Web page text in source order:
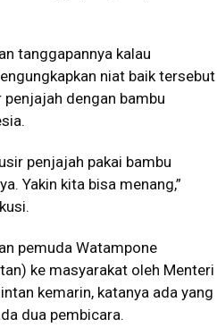
tanggapannya kalau
niat baik tersebut
dengan bambu
penjajah pakai bambu
Yakin kita bisa menang,”
pemuda Watampone
ke masyarakat oleh Menteri
kemarin, katanya ada yang
dua pembicara.